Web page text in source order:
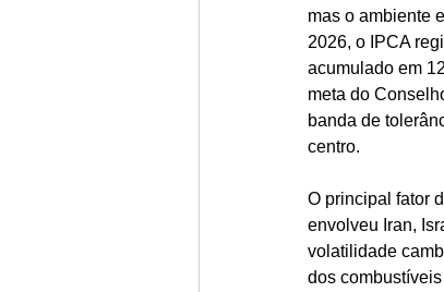
mas o ambiente
2026, o IPCA
acumulado em
meta do
banda de
centro.
O principal fator
envolveu Iran,
volatilidade
dos